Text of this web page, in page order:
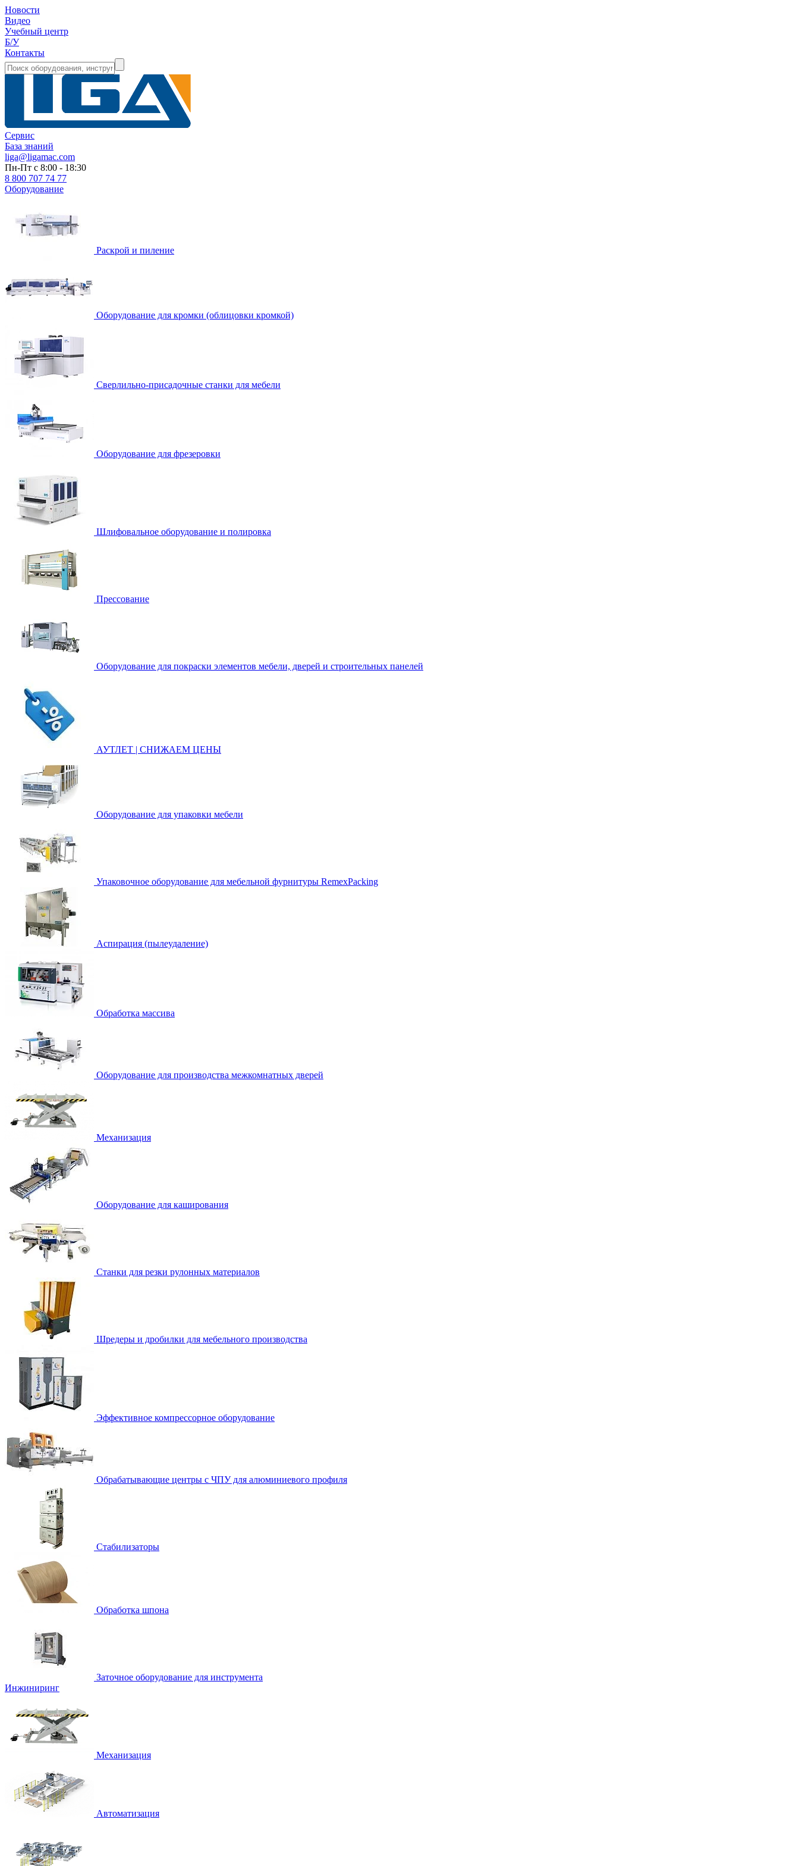
Новости
Видео
Учебный центр
Б/У
Контакты
Сервис
База знаний
liga@ligamac.com
Пн-Пт с 8:00 - 18:30
8 800 707 74 77
Оборудование
Раскрой и пиление
Оборудование для кромки (облицовки кромкой)
Сверлильно-присадочные станки для мебели
Оборудование для фрезеровки
Шлифовальное оборудование и полировка
Прессование
Оборудование для покраски элементов мебели, дверей и строительных панелей
АУТЛЕТ | СНИЖАЕМ ЦЕНЫ
Оборудование для упаковки мебели
Упаковочное оборудование для мебельной фурнитуры RemexPacking
Аспирация (пылеудаление)
Обработка массива
Оборудование для производства межкомнатных дверей
Механизация
Оборудование для каширования
Станки для резки рулонных материалов
Шредеры и дробилки для мебельного производства
Эффективное компрессорное оборудование
Обрабатывающие центры с ЧПУ для алюминиевого профиля
Стабилизаторы
Обработка шпона
Заточное оборудование для инструмента
Инжиниринг
Механизация
Автоматизация